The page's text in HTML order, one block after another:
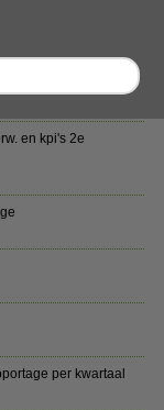
OD's
en kpi's 2e
per kwartaal